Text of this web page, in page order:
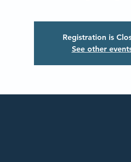
Registration is
See other